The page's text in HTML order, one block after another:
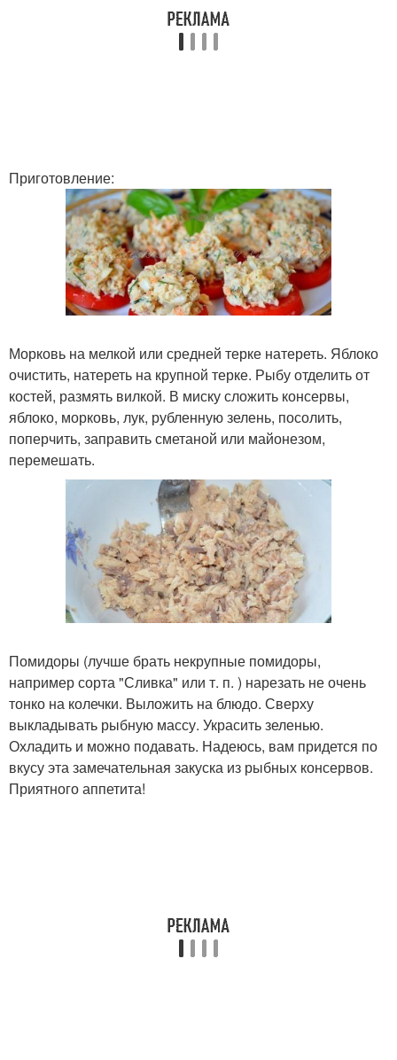
Приготовление:
Морковь на мелкой или средней терке натереть. Яблоко
очистить, натереть на крупной терке. Рыбу отделить от
костей, размять вилкой. В миску сложить консервы,
яблоко, морковь, лук, рубленную зелень, посолить,
поперчить, заправить сметаной или майонезом,
перемешать.
Помидоры (лучше брать некрупные помидоры,
например сорта "Сливка" или т. п. ) нарезать не очень
тонко на колечки. Выложить на блюдо. Сверху
выкладывать рыбную массу. Украсить зеленью.
Охладить и можно подавать. Надеюсь, вам придется по
вкусу эта замечательная закуска из рыбных консервов.
Приятного аппетита!